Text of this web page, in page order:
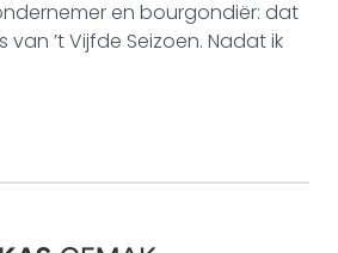
en bourgondiër: dat
van ’t Vijfde Seizoen. Nadat ik